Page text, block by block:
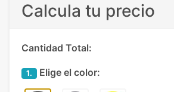
Calcula tu precio
Cantidad Total:
1. Elige el color: